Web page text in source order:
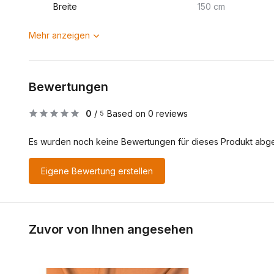
Breite 150 cm
Mehr anzeigen
Bewertungen
0 / 5 Based on 0 reviews
Es wurden noch keine Bewertungen für dieses Produkt
Eigene Bewertung erstellen
Zuvor von Ihnen angesehen